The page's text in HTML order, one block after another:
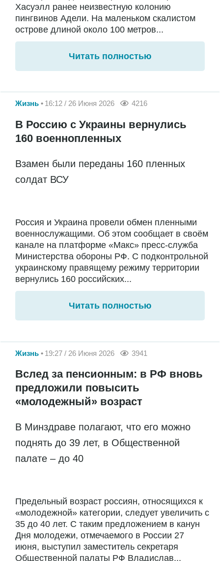
Хасуэлл ранее неизвестную колонию
пингвинов Адели. На маленьком скалистом
острове длиной около 100 метров...
Читать полностью
Жизнь 16:12 / 26 Июня 2026 4216
В Россию с Украины вернулись
160 военнопленных
Взамен были переданы 160 пленных
солдат ВСУ
Россия и Украина провели обмен пленными
военнослужащими. Об этом сообщает в своём
канале на платформе «Макс» пресс-служба
Министерства обороны РФ. С подконтрольной
украинскому правящему режиму территории
вернулись 160 российских...
Читать полностью
Жизнь 19:27 / 26 Июня 2026 3941
Вслед за пенсионным: в РФ вновь
предложили повысить
«молодежный» возраст
В Минздраве полагают, что его можно
поднять до 39 лет, в Общественной
палате – до 40
Предельный возраст россиян, относящихся к
«молодежной» категории, следует увеличить с
35 до 40 лет. С таким предложением в канун
Дня молодежи, отмечаемого в России 27
июня, выступил заместитель секретаря
Общественной палаты РФ Владислав...